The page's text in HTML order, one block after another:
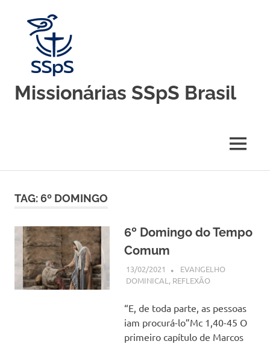
content
Missionárias SSpS Brasil
Espírito
–
Brasil
MENU
TAG:6º DOMINGO
6º Domingo do Tempo
Comum
13/02/2021 SSPS BRASIL
EVANGELHO
DOMINICAL, REFLEXÃO
“E, de toda parte, as pessoas
iam procurá-lo”Mc 1,40-45 O
primeiro capítulo de Marcos